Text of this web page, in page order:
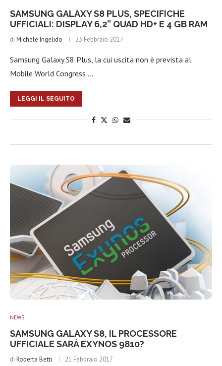
SAMSUNG GALAXY S8 PLUS, SPECIFICHE
UFFICIALI: DISPLAY 6,2” QUAD HD+ E 4 GB RAM
di Michele Ingelido 23 Febbraio 2017
Samsung Galaxy S8 Plus, la cui uscita non è prevista al
Mobile World Congress …
LEGGI IL SEGUITO
NEWS
SAMSUNG GALAXY S8, IL PROCESSORE
UFFICIALE SARÀ EXYNOS 9810?
di Roberta Betti 21 Febbraio 2017